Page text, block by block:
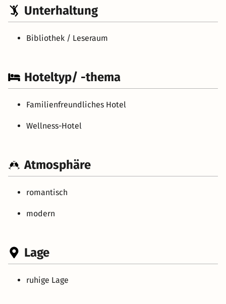
Unterhaltung
Bibliothek / Leseraum
Hoteltyp/ -thema
Familienfreundliches Hotel
Wellness-Hotel
Atmosphäre
romantisch
modern
Lage
ruhige Lage